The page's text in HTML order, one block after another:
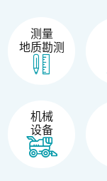
测量
地质勘测
机械
设备